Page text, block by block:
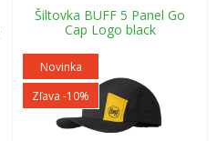
Šiltovka BUFF 5 Panel Go
Cap Logo black
Novinka
Zľava -10%